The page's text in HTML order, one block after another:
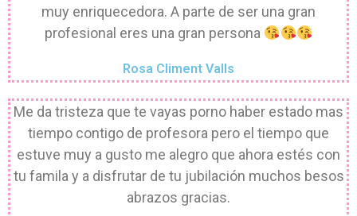
muy enriquecedora. A parte de ser una gran
profesional eres una gran persona
Rosa Climent Valls
Me da tristeza que te vayas porno haber estado mas
tiempo contigo de profesora pero el tiempo que
estuve muy a gusto me alegro que ahora estés con
tu famila y a disfrutar de tu jubilación muchos besos
abrazos gracias.